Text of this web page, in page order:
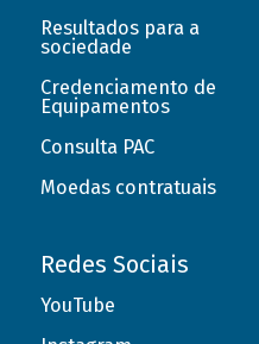
Resultados para a
sociedade
Credenciamento de
Equipamentos
Consulta PAC
Moedas contratuais
Redes Sociais
YouTube